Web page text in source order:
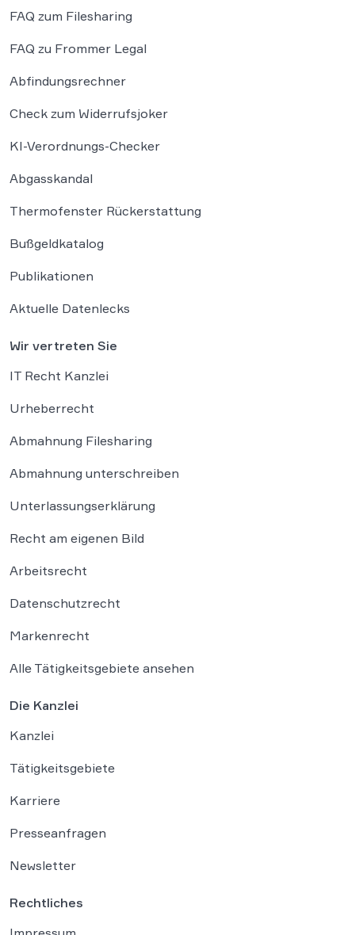
FAQ zum Filesharing
FAQ zu Frommer Legal
Abfindungsrechner
Check zum Widerrufsjoker
KI-Verordnungs-Checker
Abgasskandal
Thermofenster Rückerstattung
Bußgeldkatalog
Publikationen
Aktuelle Datenlecks
Wir vertreten Sie
IT Recht Kanzlei
Urheberrecht
Abmahnung Filesharing
Abmahnung unterschreiben
Unterlassungserklärung
Recht am eigenen Bild
Arbeitsrecht
Datenschutzrecht
Markenrecht
Alle Tätigkeitsgebiete ansehen
Die Kanzlei
Kanzlei
Tätigkeitsgebiete
Karriere
Presseanfragen
Newsletter
Rechtliches